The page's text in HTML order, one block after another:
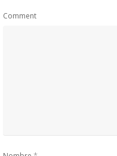
Comment